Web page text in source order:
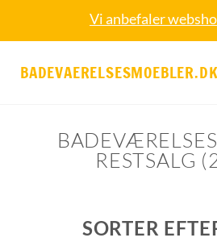
Vi anbefaler
BADEVAERELSESMOEBLER.DK
RESTSALG
SORTER